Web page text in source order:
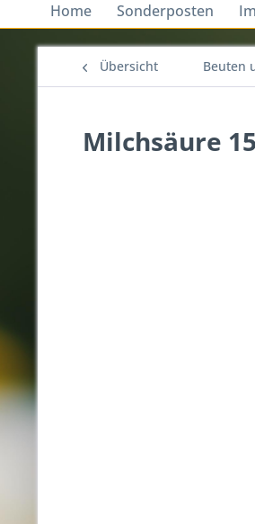
Home Sonderposten
Übersicht Beuten
Milchsäure